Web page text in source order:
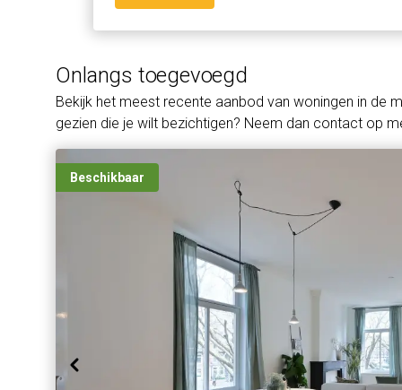
Onlangs toegevoegd
Bekijk het meest recente aanbod van woningen in de
gezien die je wilt bezichtigen? Neem dan contact op
Beschikbaar